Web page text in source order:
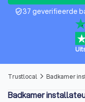
verified_user37 geverifieerde
Trustlocal arrow_forward_ios Badkamer
Badkamer